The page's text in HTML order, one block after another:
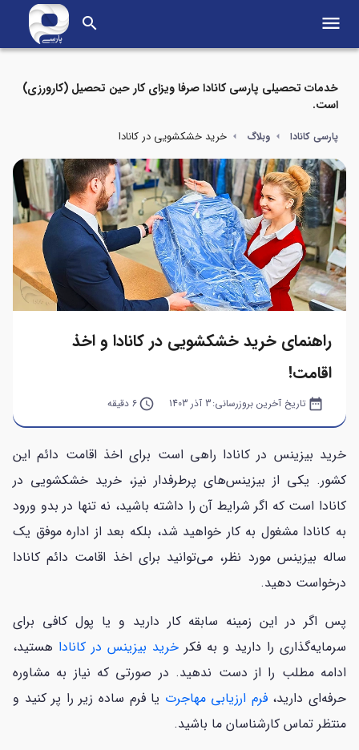
search menu
خدمات تحصیلی پارسی کانادا صرفا ویزای کار حین تحصیل (کارورزی)
است.
پارسی کانادا وبلاگ خرید خشکشویی در کانادا
راهنمای خرید خشکشویی در کانادا و اخذ
اقامت!
date_range تاریخ آخرین بروزرسانی:3 آذر 1403 query_builder6 دقیقه
خرید بیزینس در کانادا راهی است برای اخذ اقامت دائم این
کشور. یکی از بیزینس‌های پرطرفدار نیز، خرید خشکشویی در
کانادا است که اگر شرایط آن را داشته باشید، نه تنها در بدو ورود
به کانادا مشغول به کار خواهید شد، بلکه بعد از اداره موفق یک
ساله بیزینس مورد نظر، می‌توانید برای اخذ اقامت دائم کانادا
درخواست دهید.
پس اگر در این زمینه سابقه کار دارید و یا پول کافی برای
سرمایه‌گذاری را دارید و به فکر خرید بیزینس در کانادا هستید،
ادامه مطلب را از دست ندهید. در صورتی که نیاز به مشاوره
حرفه‌ای دارید،فرم ارزیابی مهاجرت یا فرم ساده زیر را پر کنید و
منتظر تماس کارشناسان ما باشید.